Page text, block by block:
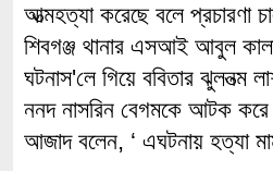
আত্মহত্যা করেছে বলে প্রচারণা
শিবগঞ্জ থানার এসআই আবুল
ঘটনাস'লে গিয়ে ববিতার ঝুলনত্ম
ননদ নাসরিন বেগমকে আটক
আজাদ বলেন, ‘ এঘটনায় হত্যা